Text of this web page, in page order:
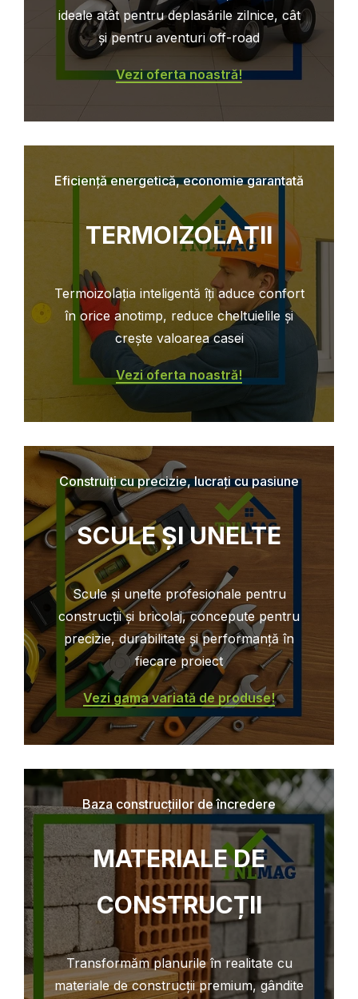
ideale atât pentru deplasările zilnice, cât
și pentru aventuri off-road
Vezi oferta noastră!
Eficiență energetică, economie garantată
TERMOIZOLAȚII
Termoizolația inteligentă îți aduce confort
în orice anotimp, reduce cheltuielile și
crește valoarea casei
Vezi oferta noastră!
Construiți cu precizie, lucrați cu pasiune
SCULE ȘI UNELTE
Scule și unelte profesionale pentru
construcții și bricolaj, concepute pentru
precizie, durabilitate și performanță în
fiecare proiect
Vezi gama variată de produse!
Baza construcțiilor de încredere
MATERIALE DE
CONSTRUCȚII
Transformăm planurile în realitate cu
materiale de construcții premium, gândite